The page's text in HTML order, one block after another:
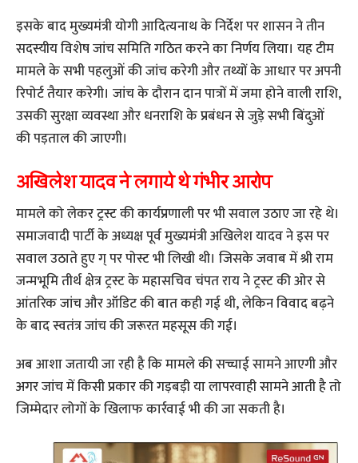
इसके बाद मुख्यमंत्री योगी आदित्यनाथ के निर्देश पर शासन ने तीन
सदस्यीय विशेष जांच समिति गठित करने का निर्णय लिया। यह टीम
मामले के सभी पहलुओं की जांच करेगी और तथ्यों के आधार पर अपनी
रिपोर्ट तैयार करेगी। जांच के दौरान दान पात्रों में जमा होने वाली राशि,
उसकी सुरक्षा व्यवस्था और धनराशि के प्रबंधन से जुड़े सभी बिंदुओं
की पड़ताल की जाएगी।
अखिलेश यादव ने लगाये थे गंभीर आरोप
मामले को लेकर ट्रस्ट की कार्यप्रणाली पर भी सवाल उठाए जा रहे थे।
समाजवादी पार्टी के अध्यक्ष पूर्व मुख्यमंत्री अखिलेश यादव ने इस पर
सवाल उठाते हुए ग् पर पोस्ट भी लिखी थी। जिसके जवाब में श्री राम
जन्मभूमि तीर्थ क्षेत्र ट्रस्ट के महासचिव चंपत राय ने ट्रस्ट की ओर से
आंतरिक जांच और ऑडिट की बात कही गई थी, लेकिन विवाद बढ़ने
के बाद स्वतंत्र जांच की जरूरत महसूस की गई।
अब आशा जतायी जा रही है कि मामले की सच्चाई सामने आएगी और
अगर जांच में किसी प्रकार की गड़बड़ी या लापरवाही सामने आती है तो
जिम्मेदार लोगों के खिलाफ कार्रवाई भी की जा सकती है।